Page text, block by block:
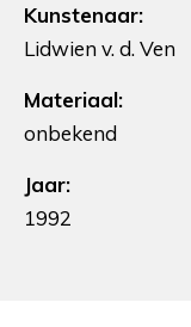
Kunstenaar:
Lidwien v. d. Ven
Materiaal:
onbekend
Jaar:
1992